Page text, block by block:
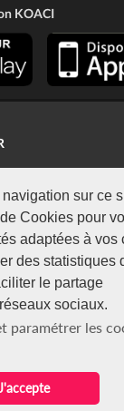
sur ce
Cookies pour
adaptées à vos
des statistiques
le partage
sociaux.
paramétrer les
KOACI
52 93
newsletter